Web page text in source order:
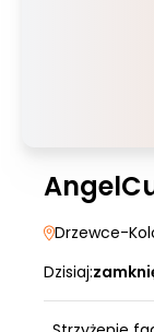
Drzewce-
Dzisiaj: